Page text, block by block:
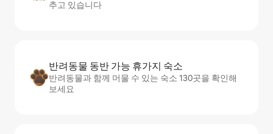
추고 있습니다
반려동물 동반 가능 휴가지 숙소
반려동물과 함께 머물 수 있는 숙소 130곳을 확인해
보세요